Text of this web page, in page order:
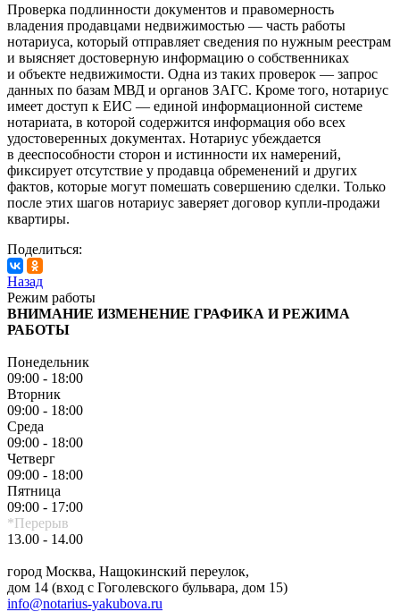
Проверка подлинности документов и правомерность
владения продавцами недвижимостью — часть работы
нотариуса, который отправляет сведения по нужным реестрам
и выясняет достоверную информацию о собственниках
и объекте недвижимости. Одна из таких проверок — запрос
данных по базам МВД и органов ЗАГС. Кроме того, нотариус
имеет доступ к ЕИС — единой информационной системе
нотариата, в которой содержится информация обо всех
удостоверенных документах. Нотариус убеждается
в дееспособности сторон и истинности их намерений,
фиксирует отсутствие у продавца обременений и других
фактов, которые могут помешать совершению сделки. Только
после этих шагов нотариус заверяет договор купли-продажи
квартиры.
Поделиться:
Назад
Режим работы
ВНИМАНИЕ ИЗМЕНЕНИЕ ГРАФИКА И РЕЖИМА
РАБОТЫ
Понедельник
09:00 - 18:00
Вторник
09:00 - 18:00
Среда
09:00 - 18:00
Четверг
09:00 - 18:00
Пятница
09:00 - 17:00
*Перерыв
13.00 - 14.00
город Москва, Нащокинский переулок,
дом 14 (вход с Гоголевского бульвара, дом 15)
info@notarius-yakubova.ru